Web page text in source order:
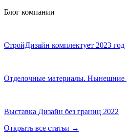
Блог компании
СтройДизайн комплектует 2023 год
Отделочные материалы. Нынешние
Выставка Дизайн без границ 2022
Открыть все статьи →